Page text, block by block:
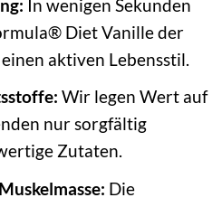
In wenigen Sekunden
Diet Vanille der
aktiven Lebensstil.
Wir legen Wert auf
nur sorgfältig
Zutaten.
Die